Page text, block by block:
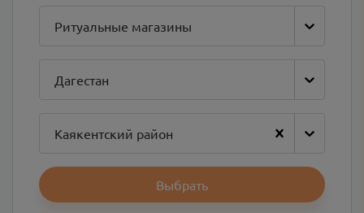
Ритуальные магазины
Дагестан
Каякентский район
Выбрать